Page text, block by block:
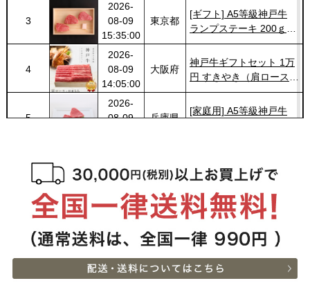
3
2026-
08-09
15:35:00
東京都
[ギフト] A5等級神戸牛
ランプステーキ 200ｇ
~1kg
4
2026-
08-09
14:05:00
大阪府
神戸牛ギフトセット 1万
円 すきやき（肩ロース・
特選もも）450g
5
2026-
08-09
兵庫県
[家庭用] A5等級神戸牛
08-09
10:06:00
兵庫県
サーロインステーキ
2026-
08-08
19:30:00
神奈川
県
神戸牛カタログギフト
８千円
2026-
08-08
18:37:00
大阪府
神戸牛目録 選べるセッ
ト １万円